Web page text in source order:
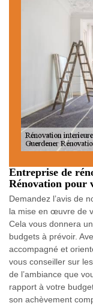
Entreprise de
Rénovation pour
Demandez l’avis de
la mise en œuvre de
Cela vous donnera
budgets à prévoir.
accompagné et
vous conseiller sur
de l’ambiance que
rapport à votre
son achèvement